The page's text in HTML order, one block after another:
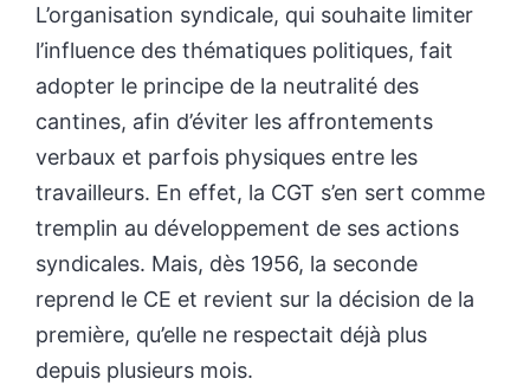
L’organisation syndicale, qui souhaite limiter
l’influence des thématiques politiques, fait
adopter le principe de la neutralité des
cantines, afin d’éviter les affrontements
verbaux et parfois physiques entre les
travailleurs. En effet, la CGT s’en sert comme
tremplin au développement de ses actions
syndicales. Mais, dès 1956, la seconde
reprend le CE et revient sur la décision de la
première, qu’elle ne respectait déjà plus
depuis plusieurs mois.